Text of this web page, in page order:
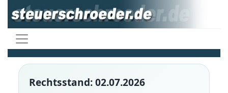
Rechtsstand: 02.07.2026